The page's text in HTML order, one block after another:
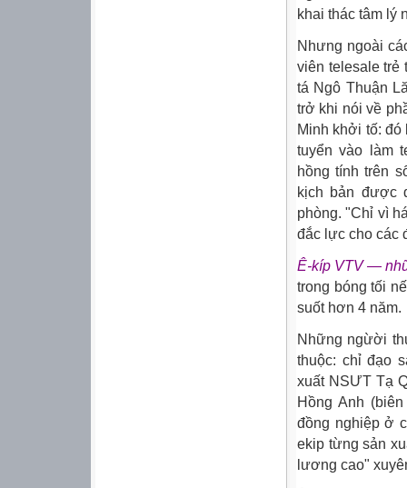
khai thác tâm lý
Nhưng ngoài
viên telesale
tá Ngô Thuận
trở khi nói về
Minh khởi tố:
tuyển vào làm
hồng tính trên
kịch bản được
phòng. "Chỉ vì
đắc lực cho các
Ê-kíp VTV —
trong bóng tối
suốt hơn 4 năm.
Những ngừời
thuộc: chỉ đạo
xuất NSƯT Tạ
Hồng Anh
đồng nghiệp ở
ekip từng sản
lương cao"